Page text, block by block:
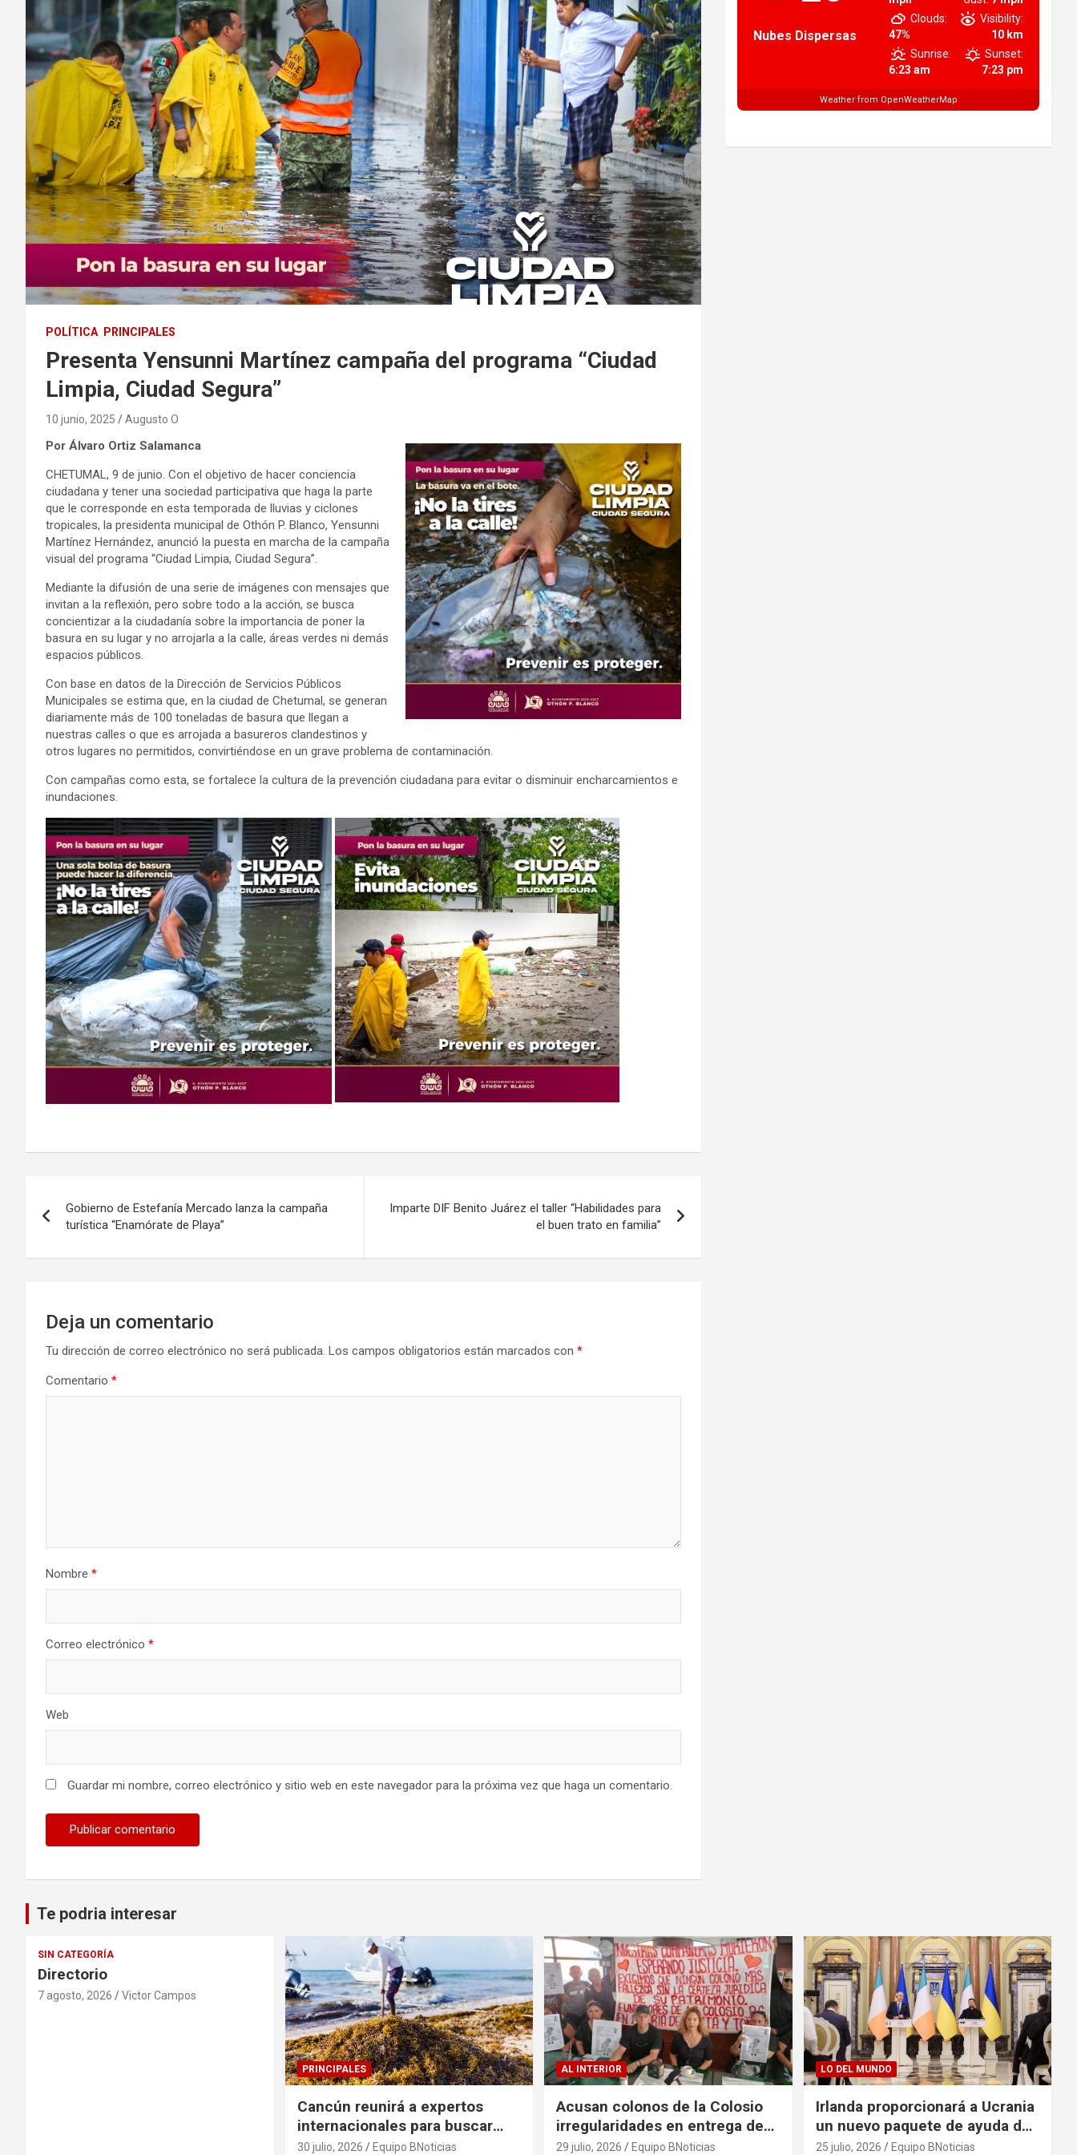
POLÍTICA PRINCIPALES
Presenta Yensunni Martínez campaña del programa “Ciudad
Limpia, Ciudad Segura”
10 junio, 2025 Augusto O
Por Álvaro Ortiz Salamanca
CHETUMAL, 9 de junio. Con el objetivo de hacer conciencia
ciudadana y tener una sociedad participativa que haga la parte
que le corresponde en esta temporada de lluvias y ciclones
tropicales, la presidenta municipal de Othón P. Blanco, Yensunni
Martínez Hernández, anunció la puesta en marcha de la campaña
visual del programa “Ciudad Limpia, Ciudad Segura”.
Mediante la difusión de una serie de imágenes con mensajes que
invitan a la reflexión, pero sobre todo a la acción, se busca
concientizar a la ciudadanía sobre la importancia de poner la
basura en su lugar y no arrojarla a la calle, áreas verdes ni demás
espacios públicos.
Con base en datos de la Dirección de Servicios Públicos
Municipales se estima que, en la ciudad de Chetumal, se generan
diariamente más de 100 toneladas de basura que llegan a
nuestras calles o que es arrojada a basureros clandestinos y
otros lugares no permitidos, convirtiéndose en un grave problema de contaminación.
Con campañas como esta, se fortalece la cultura de la prevención ciudadana para evitar o disminuir encharcamientos e
inundaciones.
de
entradas
Gobierno de Estefanía Mercado lanza la campaña
turística “Enamórate de Playa”
Imparte DIF Benito Juárez el taller “Habilidades para
el buen trato en familia”
Deja un comentario
Tu dirección de correo electrónico no será publicada. Los campos obligatorios están marcados con *
Comentario *
Nombre *
Correo electrónico *
Web
Guardar mi nombre, correo electrónico y sitio web en este navegador para la próxima vez que haga un comentario.
Nubes Dispersas
Clouds:
47%
Visibility:
10 km
Sunrise:
6:23 am
Sunset:
7:23 pm
Weather from OpenWeatherMap
Te podria interesar
SIN CATEGORÍA
Directorio
7 agosto, 2026 Victor Campos
PRINCIPALES
Cancún reunirá a expertos
internacionales para buscar
soluciones al problema del
30 julio, 2026 Equipo BNoticias
AL INTERIOR
Acusan colonos de la Colosio
irregularidades en entrega de
escrituras
29 julio, 2026 Equipo BNoticias
LO DEL MUNDO
Irlanda proporcionará a Ucrania
un nuevo paquete de ayuda de
125 millones de euros
25 julio, 2026 Equipo BNoticias